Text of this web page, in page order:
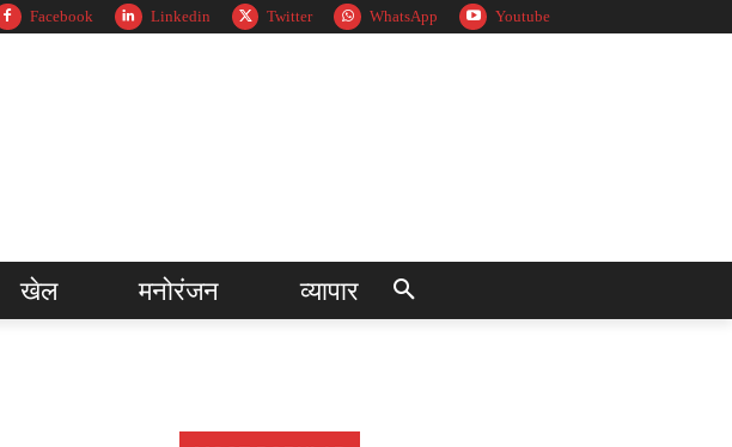
Facebook Linkedin Twitter WhatsApp Youtube
खेल मनोरंजन व्यापार